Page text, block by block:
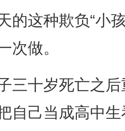
这种欺负“小孩
次做。
十岁死亡之后
自己当成高中